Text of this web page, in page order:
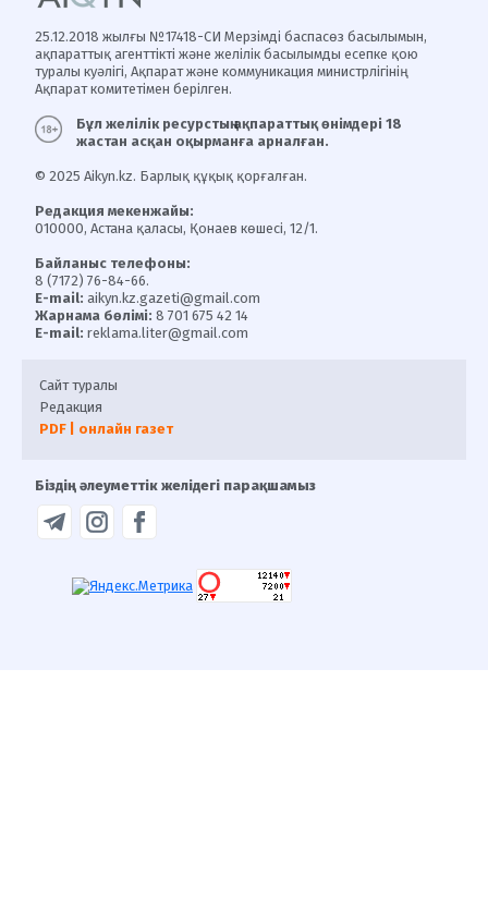
25.12.2018 жылғы №17418-СИ Мерзімді баспасөз басылымын,
ақпараттық агенттікті және желілік басылымды есепке қою
туралы куәлігі, Ақпарат және коммуникация министрлігінің
Ақпарат комитетімен берілген.
Бұл желілік ресурстың ақпараттық өнімдері 18
жастан асқан оқырманға арналған.
© 2025 Aikyn.kz. Барлық құқық қорғалған.
Редакция мекенжайы:
010000, Астана қаласы, Қонаев көшесі, 12/1.
Байланыс телефоны:
8 (7172) 76-84-66.
E-mail: aikyn.kz.gazeti@gmail.com
Жарнама бөлімі: 8 701 675 42 14
E-mail: reklama.liter@gmail.com
Сайт туралы
Редакция
PDF | онлайн газет
Біздің әлеуметтік желідегі парақшамыз